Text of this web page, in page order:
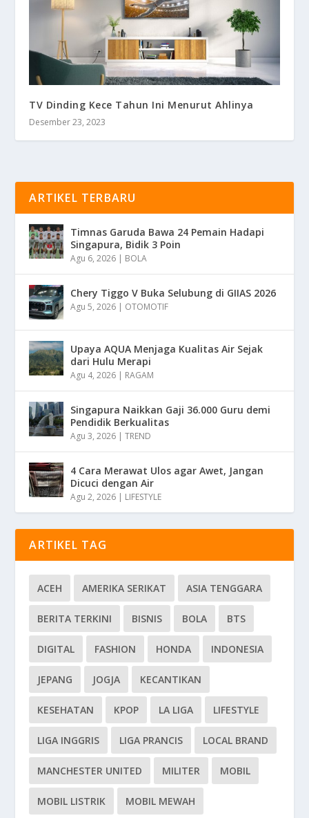
TV Dinding Kece Tahun Ini Menurut Ahlinya
Desember 23, 2023
ARTIKEL TERBARU
Timnas Garuda Bawa 24 Pemain Hadapi
Singapura, Bidik 3 Poin
Agu 6, 2026 | BOLA
Chery Tiggo V Buka Selubung di GIIAS 2026
Agu 5, 2026 | OTOMOTIF
Upaya AQUA Menjaga Kualitas Air Sejak
dari Hulu Merapi
Agu 4, 2026 | RAGAM
Singapura Naikkan Gaji 36.000 Guru demi
Pendidik Berkualitas
Agu 3, 2026 |TREND
4 Cara Merawat Ulos agar Awet, Jangan
Dicuci dengan Air
Agu 2, 2026 | LIFESTYLE
ARTIKEL TAG
ACEH AMERIKA SERIKAT ASIA TENGGARA
BERITA TERKINI BISNIS BOLA BTS
DIGITAL FASHION HONDA INDONESIA
JEPANG JOGJA KECANTIKAN
KESEHATAN KPOP LA LIGA LIFESTYLE
LIGA INGGRIS LIGA PRANCIS LOCAL BRAND
MANCHESTER UNITED MILITER MOBIL
MOBIL LISTRIK MOBIL MEWAH